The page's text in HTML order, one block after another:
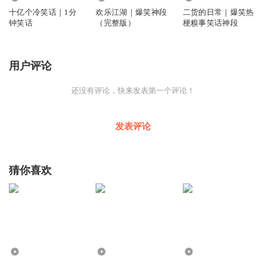
十亿个冷笑话｜1分
钟笑话
欢乐江湖｜爆笑神段
（完整版）
二货的日常｜爆笑热
梗糗事笑话神段
用户评论
还没有评论，快来发表第一个评论！
发表评论
猜你喜欢